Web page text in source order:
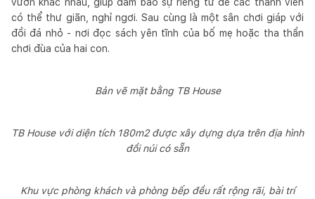
có thể thư giãn, nghỉ ngơi. Sau cùng là một sân chơi giáp với
đồi đá nhỏ - nơi đọc sách yên tĩnh của bố mẹ hoặc tha thẩn
chơi đùa của hai con.
Bản vẽ mặt bằng TB House
TB House với diện tích 180m2 được xây dựng dựa trên địa hình
đồi núi có sẵn
Khu vực phòng khách và phòng bếp đều rất rộng rãi, bài trí